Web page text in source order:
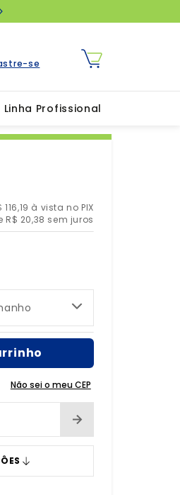
Linha Profissional
116,19 à vista no PIX
R$ 20,38 sem juros
Não sei o meu CEP